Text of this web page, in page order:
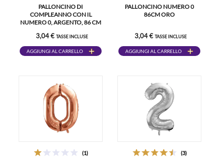
PALLONCINO DI
COMPLEANNO CON IL
NUMERO 0, ARGENTO, 86 CM
3,04 € TASSE INCLUSE
AGGIUNGI AL CARRELLO
PALLONCINO NUMERO 0
86CM ORO
3,04 € TASSE INCLUSE
AGGIUNGI AL CARRELLO
(1) (3)